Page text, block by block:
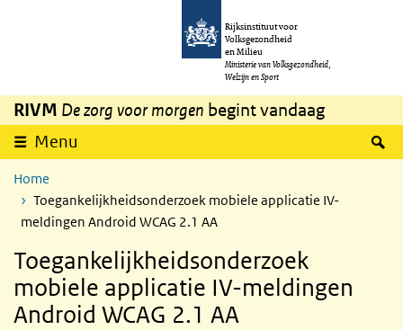
Overslaan en naar de inhoud gaan
Rijksinstituut voor
Volksgezondheid
en Milieu
Ministerie van Volksgezondheid,
Welzijn en Sport
RIVM De zorg voor morgen begint vandaag
Menu
Home
Toegankelijkheidsonderzoek mobiele applicatie IV-
meldingen Android WCAG 2.1 AA
Toegankelijkheidsonderzoek
mobiele applicatie IV-meldingen
Android WCAG 2.1 AA